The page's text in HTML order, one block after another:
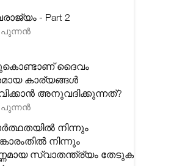
- Part 2
ദൈവം
കാര്യങ്ങൾ
അനുവദിക്കുന്നത്?
നിന്നും
നിന്നും
സ്വാതന്ത്ര്യം തേടുക